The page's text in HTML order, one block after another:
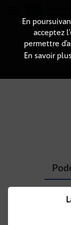
En
acceptez
permettre
En savoir